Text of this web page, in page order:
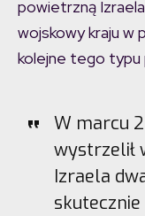
powietrzną
wojskowy kraju w
kolejne tego typu
W marcu
wystrzelił
Izraela